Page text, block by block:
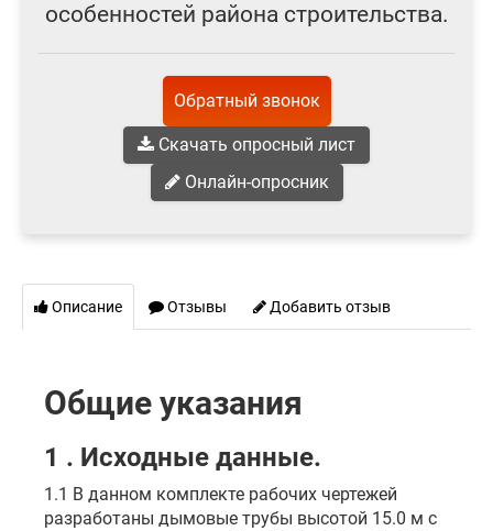
особенностей района строительства.
Обратный звонок
Скачать опросный лист
Онлайн-опросник
Описание Отзывы Добавить отзыв
Общие указания
1 . Исходные данные.
1.1 В данном комплекте рабочих чертежей
разработаны дымовые трубы высотой 15.0 м с